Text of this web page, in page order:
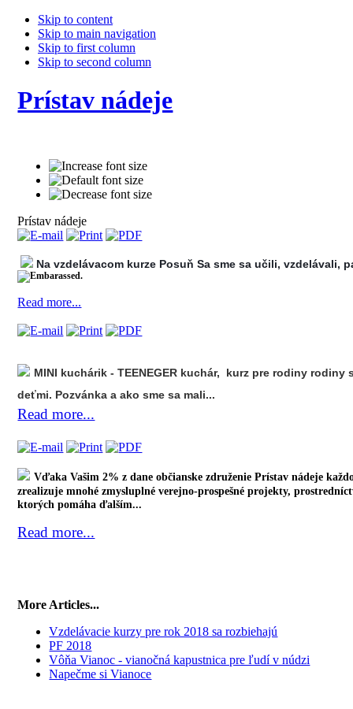
Skip to content
Skip to main navigation
Skip to first column
Skip to second column
Prístav nádeje
Prístav nádeje
Na vzdelávacom kurze Posuň Sa sme sa učili, vzdelávali,
.
Read more...
MINI kuchárik - TEENEGER kuchár, kurz pre rodiny rodiny
deťmi. Pozvánka a ako sme sa mali...
Read more...
Vďaka Vašim 2% z dane občianske združenie Prístav nádeje
zrealizuje mnohé zmysluplné verejno-prospešné projekty,
ktorých pomáha ďalším...
Read more...
More Articles...
Vzdelávacie kurzy pre rok 2018 sa rozbiehajú
PF 2018
Vôňa Vianoc - vianočná kapustnica pre ľudí v núdzi
Napečme si Vianoce